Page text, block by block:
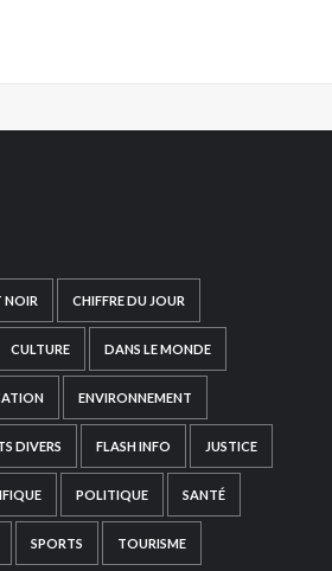
NOIR CHIFFRE DU JOUR
CULTURE DANS LE MONDE
ENVIRONNEMENT
DIVERS FLASH INFO JUSTICE
POLITIQUE SANTÉ
SPORTS TOURISME